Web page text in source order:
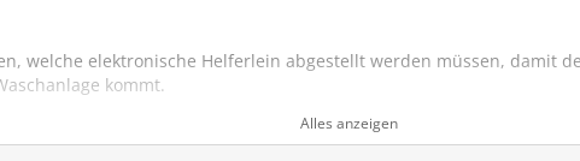
welche elektronische Helferlein abgestellt werden müssen, damit
kommt.
mich drei unterschiedliche Szenarien.Alles anzeigen